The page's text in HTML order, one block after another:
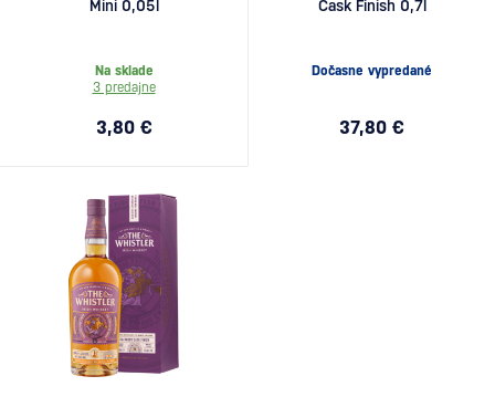
Mini 0,05l
Na sklade
3 predajne
3,80 €
Cask Finish 0,7l
Dočasne vypredané
37,80 €